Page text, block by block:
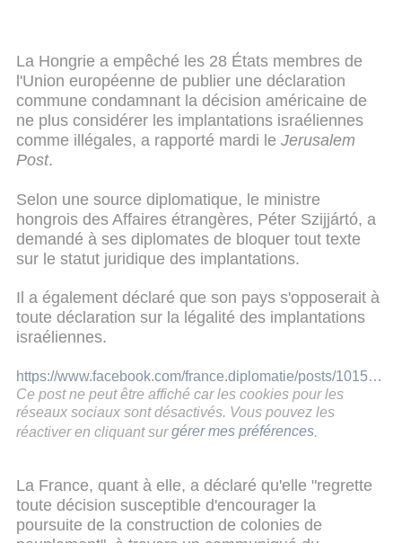
La Hongrie a empêché les 28 États membres de
l'Union européenne de publier une déclaration
commune condamnant la décision américaine de
ne plus considérer les implantations israéliennes
comme illégales, a rapporté mardi le Jerusalem
Post.
Selon une source diplomatique, le ministre
hongrois des Affaires étrangères, Péter Szijjártó, a
demandé à ses diplomates de bloquer tout texte
sur le statut juridique des implantations.
Il a également déclaré que son pays s'opposerait à
toute déclaration sur la légalité des implantations
israéliennes.
https://www.facebook.com/france.diplomatie/posts/10157596103748260:0
Ce post ne peut être affiché car les cookies pour les
réseaux sociaux sont désactivés. Vous pouvez les
réactiver en cliquant sur gérer mes préférences
La France, quant à elle, a déclaré qu'elle "regrette
toute décision susceptible d'encourager la
poursuite de la construction de colonies de